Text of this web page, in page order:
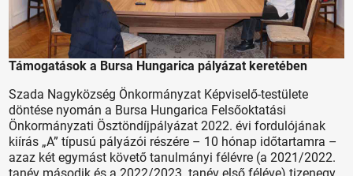
Támogatások a Bursa Hungarica pályázat keretében
Szada Nagyközség Önkormányzat Képviselő-testülete
döntése nyomán a Bursa Hungarica Felsőoktatási
Önkormányzati Ösztöndíjpályázat 2022. évi fordulójának
kiírás „A” típusú pályázói részére – 10 hónap időtartamra –
azaz két egymást követő tanulmányi félévre (a 2021/2022.